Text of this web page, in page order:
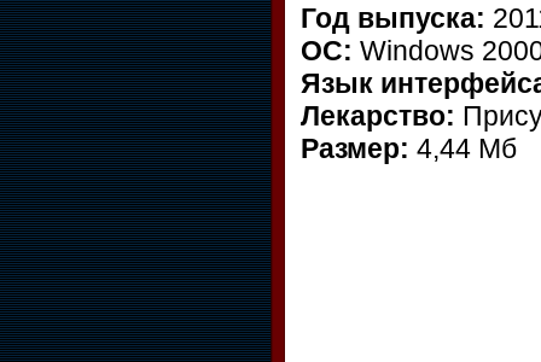
Год выпуска:
ОС: Windows
Язык
Лекарство:
Размер: 4,44 Мб